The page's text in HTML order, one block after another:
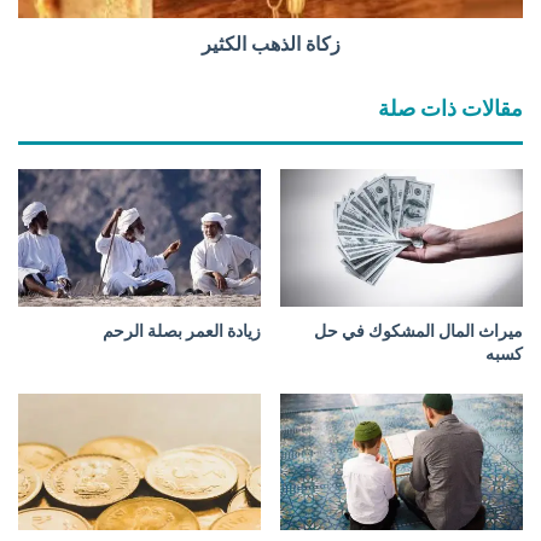
ب
ث
ي
ر
زكاة الذهب الكثير
مقالات ذات صلة
ميراث المال المشكوك في حل
كسبه
زيادة العمر بصلة الرحم